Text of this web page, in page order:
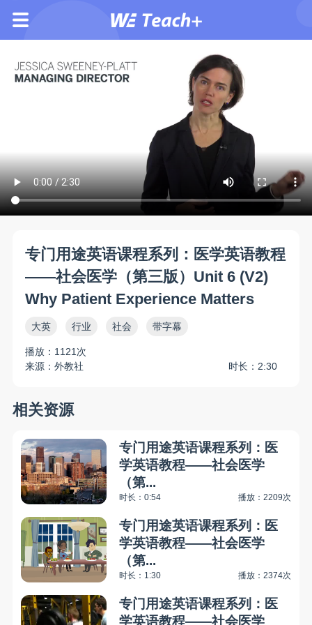
专门用途英语课程系列：医学英语教程
——社会医学（第三版）Unit 6 (V2)
Why Patient Experience Matters
大英 行业 社会 带字幕
播放：1121次
来源：外教社
时长：2:30
相关资源
专门用途英语课程系列：医
学英语教程——社会医学
（第...
时长：0:54 播放：2209次
专门用途英语课程系列：医
学英语教程——社会医学
（第...
时长：1:30 播放：2374次
专门用途英语课程系列：医
学英语教程——社会医学